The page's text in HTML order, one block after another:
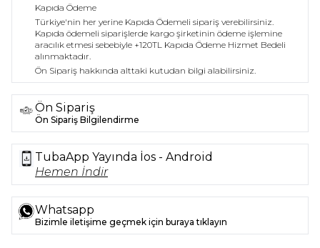
Kapıda Ödeme
Türkiye'nin her yerine Kapıda Ödemeli sipariş verebilirsiniz.
Kapıda ödemeli siparişlerde kargo şirketinin ödeme işlemine
aracılık etmesi sebebiyle +120TL Kapıda Ödeme Hizmet Bedeli
alınmaktadır.
Ön Sipariş hakkında alttaki kutudan bilgi alabilirsiniz.
Ön Sipariş
Ön Sipariş Bilgilendirme
TubaApp Yayında İos - Android
Hemen İndir
Whatsapp
Bizimle iletişime geçmek için buraya tıklayın